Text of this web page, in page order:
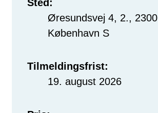
Sted:
Øresundsvej 4, 2., 2300
København S
Tilmeldingsfrist:
19. august 2026